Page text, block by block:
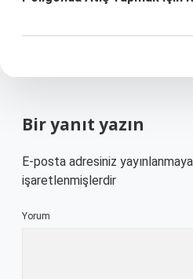
Bir yanıt yazın
E-posta adresiniz
işaretlenmişlerdir
Yorum